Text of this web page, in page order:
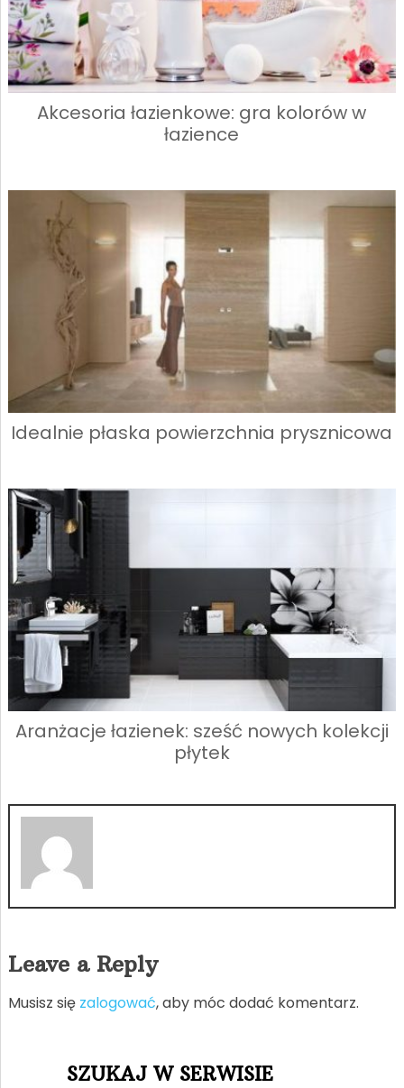
Akcesoria łazienkowe: gra kolorów w
łazience
Idealnie płaska powierzchnia prysznicowa
Aranżacje łazienek: sześć nowych kolekcji
płytek
Leave a Reply
Musisz się zalogować, aby móc dodać komentarz.
SZUKAJ W SERWISIE